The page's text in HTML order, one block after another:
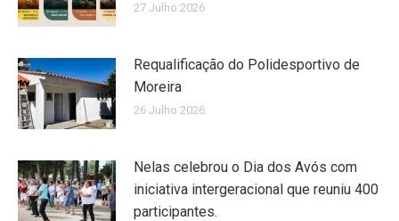
27 Julho 2026
Requalificação do Polidesportivo de
Moreira
26 Julho 2026
Nelas celebrou o Dia dos Avós com
iniciativa intergeracional que reuniu 400
participantes.